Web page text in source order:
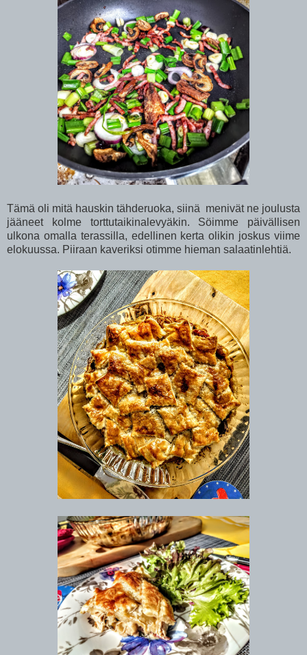
Tämä oli mitä hauskin tähderuoka, siinä menivät ne joulusta
jääneet kolme torttutaikinalevyäkin. Söimme päivällisen
ulkona omalla terassilla, edellinen kerta olikin joskus viime
elokuussa. Piiraan kaveriksi otimme hieman salaatinlehtiä.